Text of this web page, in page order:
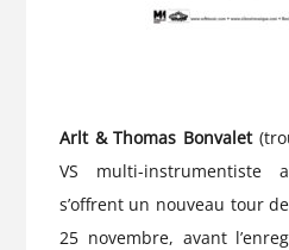
Arlt & Thomas Bonvalet
VS multi-
s’offrent un nouveau tour
25 novembre, avant